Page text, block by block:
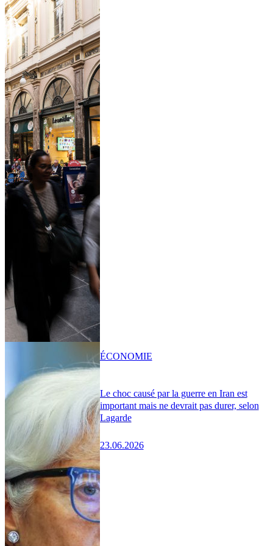
Le choc causé par la guerre en Iran est
important mais ne devrait pas durer, selon
Lagarde
23.06.2026
ÉCONOMIE